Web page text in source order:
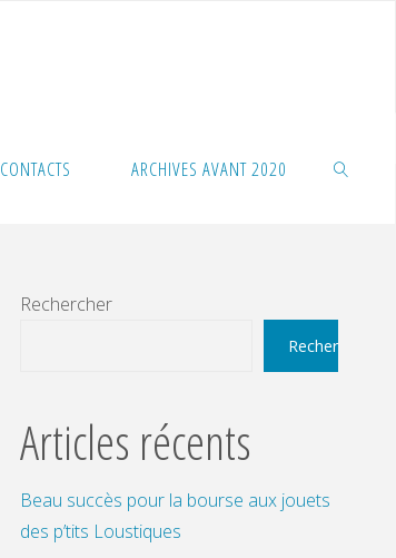
CONTACTS ARCHIVES AVANT 2020
Rechercher
Rechercher
Articles récents
Beau succès pour la bourse aux jouets
des p’tits Loustiques